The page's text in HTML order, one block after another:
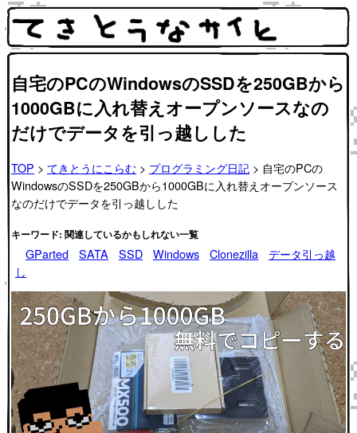
自宅のPCのWindowsのSSDを250GBから
1000GBに入れ替えオープンソースなの
だけでデータを引っ越しした
TOP > てきとうにこらむ > プログラミング日記 > 自宅のPCの
WindowsのSSDを250GBから1000GBに入れ替えオープンソース
なのだけでデータを引っ越しした
キーワード: 関連しているかもしれない一覧
GParted SATA SSD Windows Clonezilla
データ引っ越
し